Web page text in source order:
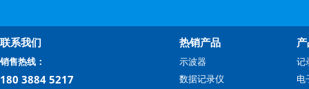
联系我们
销售热线：
180 3884 5217
热销产品
示波器
数据记录仪
记
电